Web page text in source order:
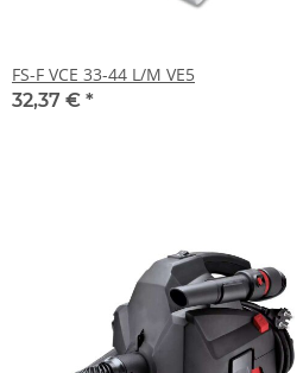
FS-F VCE 33-44 L/M VE5
32,37 € *